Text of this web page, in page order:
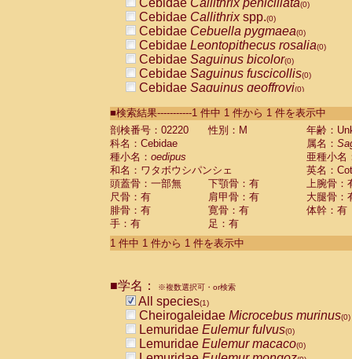
Cebidae Callithrix penicillata(0)
Cebidae Callithrixspp.(0)
Cebidae Cebuella pygmaea(0)
Cebidae Leontopithecus rosalia(0)
Cebidae Saguinus bicolor(0)
Cebidae Saguinus fuscicollis(0)
Cebidae Saguinus geoffroyi(0)
CebidaeSaguinus labiatus(0)
Cebidae Saguinus leucopus (0)
Cebidae
Cebidae
CebidaeSaguinus nigricollis (0)
Cebidae Saguinus oedipus
Cebidae Saguinus weddelli
Cebidae Saguinusspp.
Cebidae Aotus trivirgatus
Cebidae Cebus albifrons
CebidaeCebus nigrivittatus
CebidaeCebus
CebidaeSaimiri boliviensis(0)
CebidaeSaimiri sciureus(0)
AtelidaeAlouatta caraya(0)
AtelidaeAlouatta fusca
■検索結果-----------1 件中 1 件から 1 件を表示中
剖検番号：02220
性別：M
年齢：
科名：Cebidae
属名：
種小名： oedipus
亜種小名
和名：ワタボウシパンシェ
英名：
頭蓋骨：一部無
下顎骨：有
上腕骨：
尺骨：有
肩甲骨：有
大腿骨：
腓骨：有
寛骨：有
体幹：有
手：有
足：有
1 件中 1 件から 1 件を表示中
■学名： ※複数選択可・or検索
All species(1)
Cheirogaleidae Microcebus murinus(0)
Lemuridae Eulemur fulvus(0)
Lemuridae Eulemur macaco(0)